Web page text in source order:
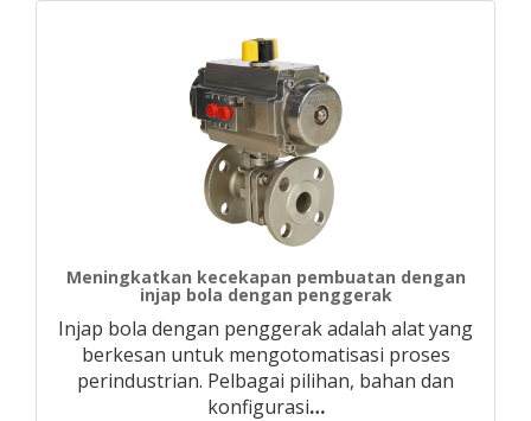
Meningkatkan kecekapan pembuatan dengan
injap bola dengan penggerak
Injap bola dengan penggerak adalah alat yang
berkesan untuk mengotomatisasi proses
perindustrian. Pelbagai pilihan, bahan dan
konfigurasi…